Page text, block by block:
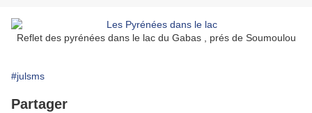
Reflet des pyrénées dans le lac du Gabas , prés de Soumoulou
#julsms
Partager